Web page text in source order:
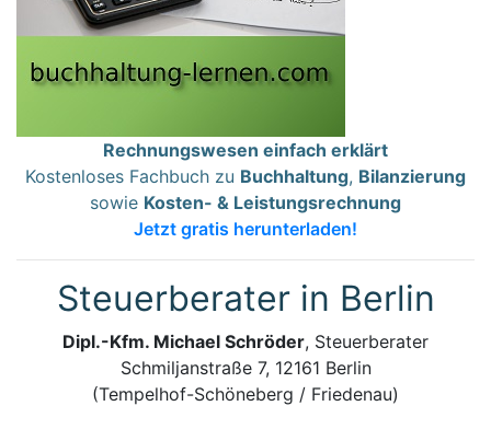
Rechnungswesen einfach erklärt
Kostenloses Fachbuch zu Buchhaltung, Bilanzierung
sowie Kosten- & Leistungsrechnung
Jetzt gratis herunterladen!
Steuerberater in Berlin
Dipl.-Kfm. Michael Schröder, Steuerberater
Schmiljanstraße 7, 12161 Berlin
(Tempelhof-Schöneberg / Friedenau)